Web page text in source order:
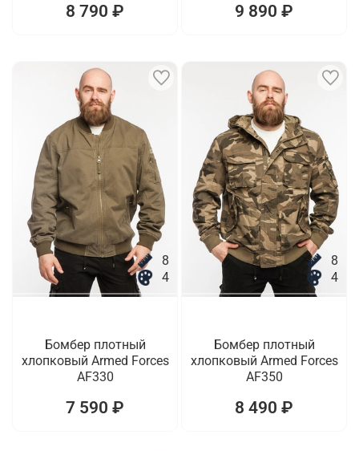
8 790 ₽ 9 890 ₽
8
4
Бомбер плотный
хлопковый Armed Forces
AF330
7 590 ₽
8
4
Бомбер плотный
хлопковый Armed Forces
AF350
8 490 ₽